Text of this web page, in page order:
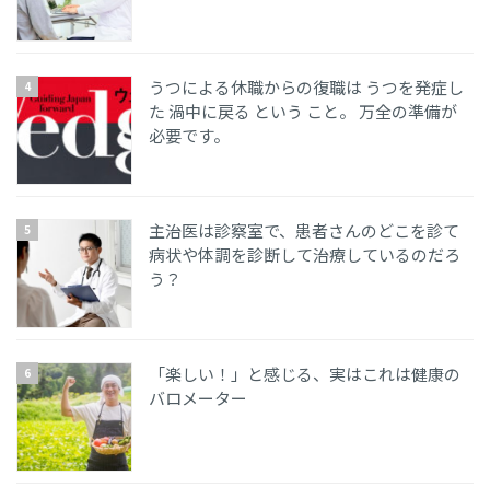
うつによる休職からの復職は うつを発症し
た 渦中に戻る という こと。 万全の準備が
必要です。
主治医は診察室で、患者さんのどこを診て
病状や体調を診断して治療しているのだろ
う？
「楽しい！」と感じる、実はこれは健康の
バロメーター